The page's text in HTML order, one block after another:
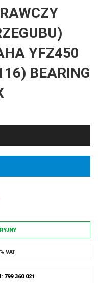
YFZ450
BEARING
VAT
799 360 021